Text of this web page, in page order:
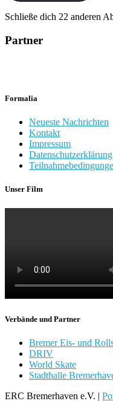
Schließe dich 22 anderen
Partner
Formalia
Neueste Nachrichten
Kontakt
Impressum
Datenschutzerklärung
Unser Film
Verbände und Partner
Bremer Eis- und
DRIV
World Skate
Stadthalle
ERC Bremerhaven e.V. |